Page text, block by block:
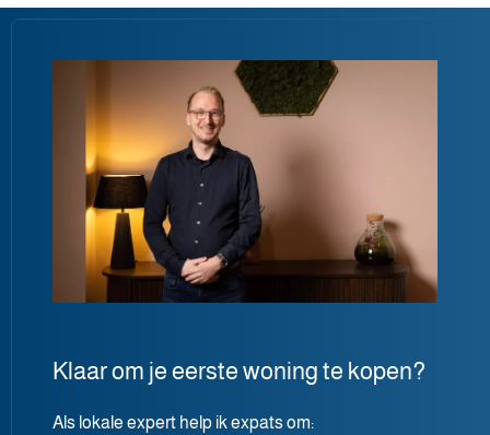
Klaar om je eerste woning te kopen?
Als lokale expert help ik expats om: